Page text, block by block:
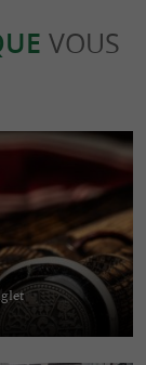
VOUS